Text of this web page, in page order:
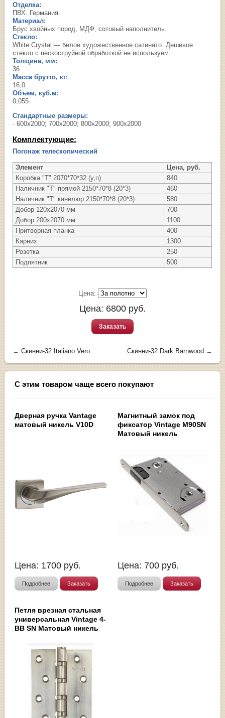
Отделка:
ПВХ. Германия.
Материал:
Брус хвойных пород, МДФ, сотовый наполнитель.
Стекло:
White Сrystal — белое художественное сатинато. Дешевое
стекло с пескоструйной обработкой не используем.
Толщина, мм:
36
Масса брутто, кг:
16,0
Объем, куб.м:
0,055
Стандартные размеры:
- 600х2000; 700х2000; 800х2000; 900х2000
Комплектующие:
Погонаж телескопический
Элемент
Цена, руб.
Коробка "Т" 2070*70*32 (у,п)
840
Наличник "Т" прямой 2150*70*8 (20*3)
460
Наличник "Т" канелюр 2150*70*8 (20*3)
580
Добор 120х2070 мм
700
Добор 200х2070 мм
1100
Притворная планка
400
Карниз
1300
Розетка
250
Подпятник
500
Цена:
Цена: 6800 руб.
Заказать
←Скинни-32 Italiano Vero Скинни-32 Dark Barnwood →
С этим товаром чаще всего покупают
Дверная ручка Vantage
матовый никель V10D
Цена: 1700 руб.
Подробнее Заказать
Магнитный замок под
фиксатор Vintage M90SN
Матовый никель
Цена: 700 руб.
Подробнее Заказать
Петля врезная стальная
универсальная Vintage 4-
BB SN Матовый никель